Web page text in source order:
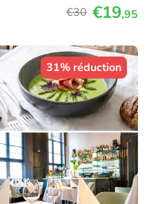
€30 €19,95
31% réduction